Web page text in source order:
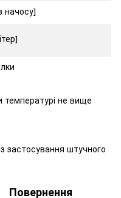
начосу]
температурі не вище
застосування штучного
Повернення